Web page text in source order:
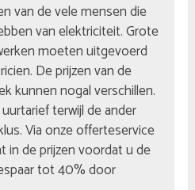
van de vele mensen die
van elektriciteit. Grote
moeten uitgevoerd
De prijzen van de
kunnen nogal verschillen.
terwijl de ander
Via onze offerteservice
in de prijzen voordat u de
tot 40% door